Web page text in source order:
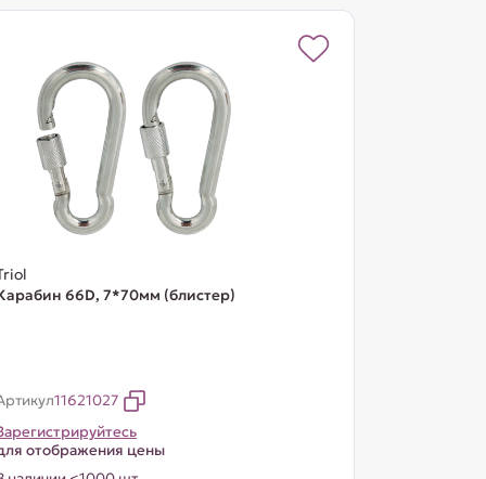
66D, 7*70мм (блистер)
11621027
отображения цены